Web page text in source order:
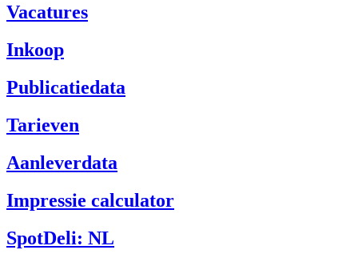
Vacatures
Inkoop
Publicatiedata
Tarieven
Aanleverdata
Impressie calculator
SpotDeli: NL